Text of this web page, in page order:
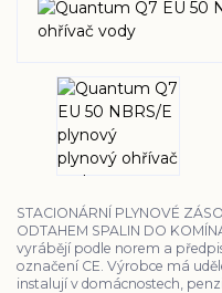
STACIONÁRNÍ PLYNOVÉ
ODTAHEM SPALIN DO
vyrábějí podle norem a
označení CE. Výrobce má
instalují v domácnostech,